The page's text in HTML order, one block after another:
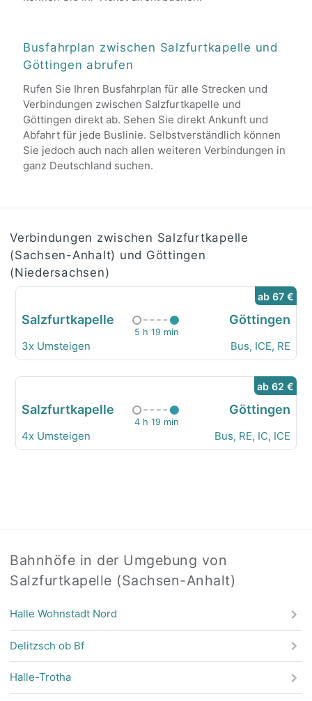
Busfahrplan zwischen Salzfurtkapelle und
Göttingen abrufen
Rufen Sie Ihren Busfahrplan für alle Strecken und
Verbindungen zwischen Salzfurtkapelle und
Göttingen direkt ab. Sehen Sie direkt Ankunft und
Abfahrt für jede Buslinie. Selbstverständlich können
Sie jedoch auch nach allen weiteren Verbindungen in
ganz Deutschland suchen.
Verbindungen zwischen Salzfurtkapelle
(Sachsen-Anhalt) und Göttingen
(Niedersachsen)
ab 67 €
Salzfurtkapelle
5 h 19 min
Göttingen
3x Umsteigen Bus, ICE, RE
ab 62 €
Salzfurtkapelle
4 h 19 min
Göttingen
4x Umsteigen Bus, RE, IC, ICE
Bahnhöfe in der Umgebung von
Salzfurtkapelle (Sachsen-Anhalt)
Halle Wohnstadt Nord
Delitzsch ob Bf
Halle-Trotha